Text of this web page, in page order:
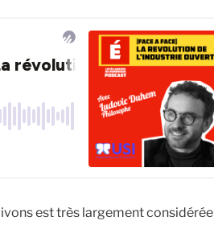
est très largement considérée